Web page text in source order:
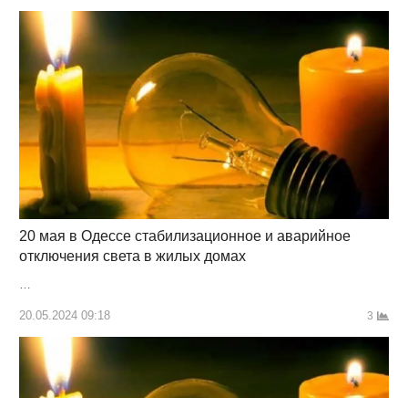
20 мая в Одессе стабилизационное и аварийное
отключения света в жилых домах
…
20.05.2024 09:18 3